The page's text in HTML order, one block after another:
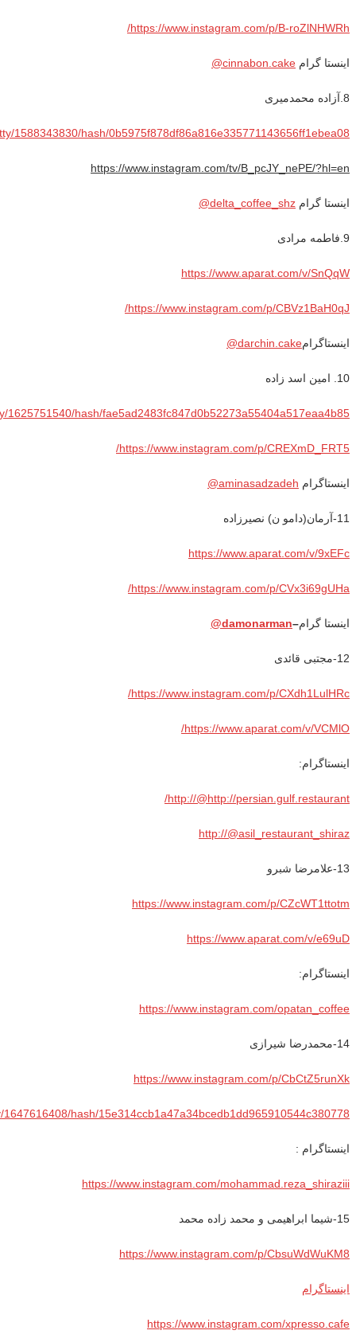
https://www.instagram.com/p/B-roZlNHWRh
/
اینستا گرام cinnabon.cake@
8.آزاده محمدمیری
1588343830/hash/0b5975f878df86a816e335771143656ff1ebea08
https://www.instagram.com/tv/B_pcJY_nePE/?hl=en
اینستا گرام delta_coffee_shz@
9.فاطمه مرادی
https://www.aparat.com/v/SnQqW
https://www.instagram.com/p/CBVz1BaH0qJ
/
اینستاگرامdarchin.cake
@
10. امین اسد زاده
hash/fae5ad2483fc847d0b52273a55404a517eaa4b85
https://www.instagram.com/p/CREXmD_FRT5/
اینستاگرام aminasadzadeh@
11-آرمان(دامو ن) نصیرزاده
https://www.aparat.com/v/9xEFc
https://www.instagram.com/p/CVx3i69gUHa/
اینستا گرام–
damonarman@
12-مجتبی قائدی
https://www.instagram.com/p/CXdh1LulHRc
/
https://www.aparat.com/v/VCMlO/
اینستاگرام:
http://@http://persian.gulf.restaurant/
http://@asil_restaurant_shiraz
13-علامرضا شبرو
https://www.instagram.com/p/CZcWT1ttotm
https://www.aparat.com/v/e69uD
اینستاگرام:
https://www.instagram.com/opatan_coffee
14-محمدرضا شیرازی
https://www.instagram.com/p/CbCtZ5runXk
hash/15e314ccb1a47a34bcedb1dd965910544c380778
اینستاگرام :
https://www.instagram.com/mohammad.reza_shiraziii
15-شیما ابراهیمی و محمد زاده محمد
https://www.instagram.com/p/CbsuWdWuKM8
اینستاگرام
https://www.instagram.com/xpresso.cafe